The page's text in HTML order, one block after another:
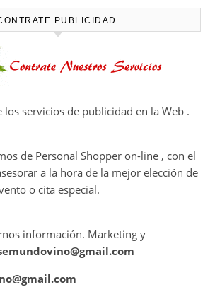
COLLECTION
PUBLICIDAD
servicios de publicidad en la Web .
de Personal Shopper on-line , con el
a la hora de la mejor elección de
o cita especial.
información. Marketing y